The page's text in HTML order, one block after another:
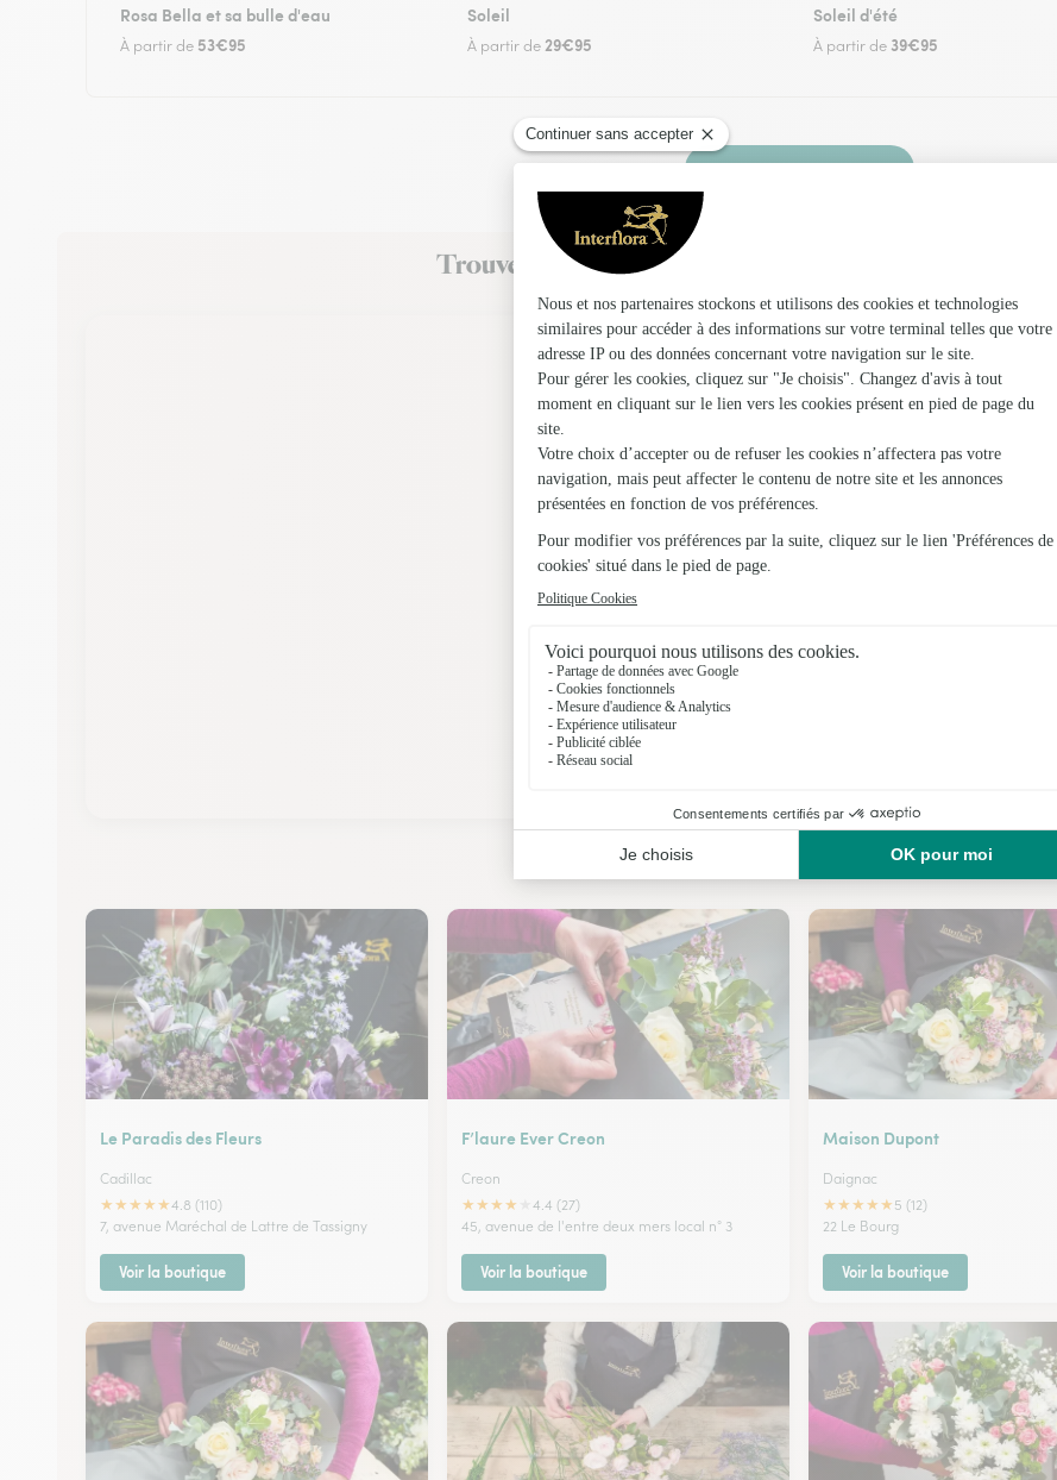
Rosa Bella et sa bulle d'eau
À partir de 53€95
Soleil
À partir de 29€95
Soleil d'été
À partir de 39€95
Faire livrer des fleurs
Trouvez un fleuriste Interflora à Escoussans et dans
Nos fleuristes à Escoussans
Le Paradis des Fleurs
Cadillac
★★★★★4.8 (110)
7, avenue Maréchal de Lattre de Tassigny
Voir la boutique
F’laure Ever Creon
Creon
★★★★
4.4 (27)
45, avenue de l'entre deux mers local n° 3
Voir la boutique
Maison Dupont
Daignac
★★★★★ 5 (12)
22 Le Bourg
Voir la boutique